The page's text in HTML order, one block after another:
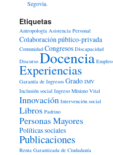
Segovia.
Etiquetas
Antropología Asistencia Personal
Colaboración público-privada
Comunidad Congresos Discapacidad
Discurso Docencia Empleo
Experiencias
Garantía de Ingresos Grado IMV
Inclusión social Ingreso Mínimo Vital
Innovación Intervención social
Libros Padrino
Personas Mayores
Políticas sociales
Publicaciones
Renta Garantizada de Ciudadanía